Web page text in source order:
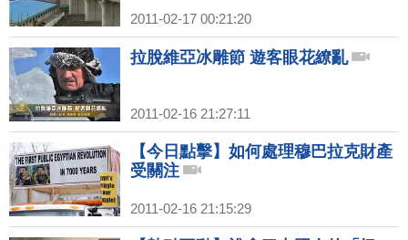
2011-02-17 00:21:20
拉脫維亞冰雕節 遊客眼花繚亂
2011-02-16 21:27:11
【今日點擊】如何處理穆巴拉克財產
受關注
2011-02-16 21:15:29